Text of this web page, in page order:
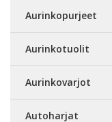
Aurinkopurjeet
Aurinkotuolit
Aurinkovarjot
Autoharjat